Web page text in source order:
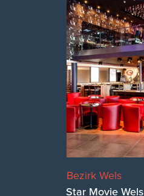
Bezirk Wels
Star Movie Wels